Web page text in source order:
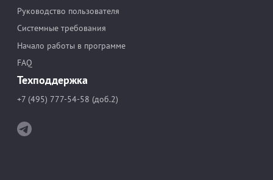
Руководство пользователя
Системные требования
Начало работы в программе
FAQ
Техподдержка
+7 (495) 777-54-58 (доб.2)